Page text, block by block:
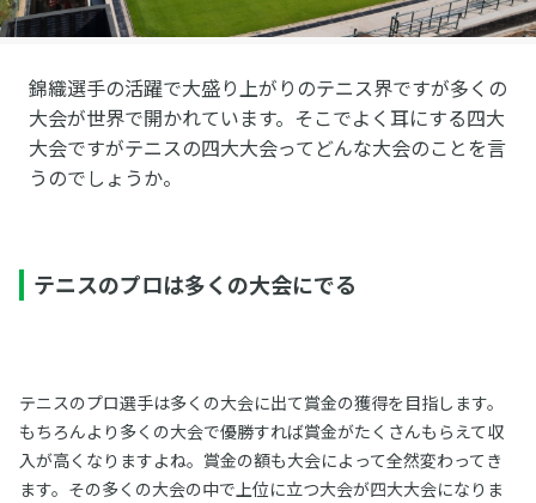
錦織選手の活躍で大盛り上がりのテニス界ですが多くの
大会が世界で開かれています。そこでよく耳にする四大
大会ですがテニスの四大大会ってどんな大会のことを言
うのでしょうか。
テニスのプロは多くの大会にでる
テニスのプロ選手は多くの大会に出て賞金の獲得を目指します。
もちろんより多くの大会で優勝すれば賞金がたくさんもらえて収
入が高くなりますよね。賞金の額も大会によって全然変わってき
ます。その多くの大会の中で上位に立つ大会が四大大会になりま